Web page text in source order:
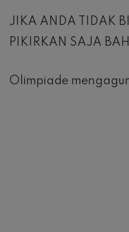
JIKA ANDA TIDAK
PIKIRKAN SAJA
Olimpiade